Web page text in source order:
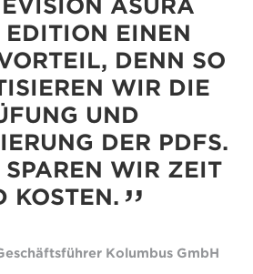
ASURA
EINEN
DENN SO A
WIR DIE P
UND N
DER PDFS. D
WIR ZEIT U
Kolumbus GmbH